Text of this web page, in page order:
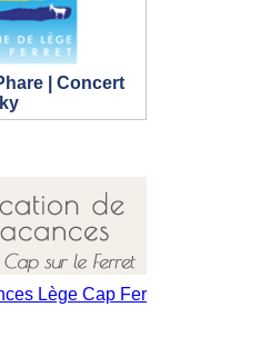
| Concert